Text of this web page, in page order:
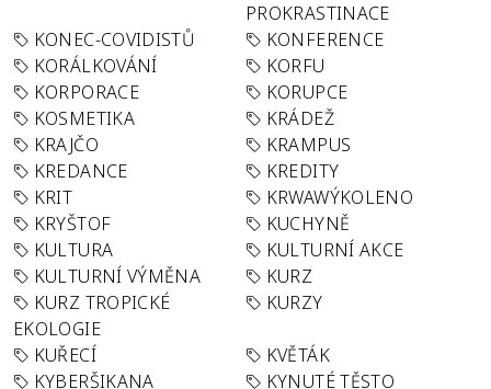
PROKRASTINACE
KONEC-COVIDISTŮ
KONFERENCE
KORÁLKOVÁNÍ
KORFU
KORPORACE
KORUPCE
KOSMETIKA
KRÁDEŽ
KRAJČO
KRAMPUS
KREDANCE
KREDITY
KRIT
KRWAWÝKOLENO
KRYŠTOF
KUCHYNĚ
KULTURA
KULTURNÍ AKCE
KULTURNÍ VÝMĚNA
KURZ
KURZ TROPICKÉ
EKOLOGIE
KURZY
KUŘECÍ
KVĚTÁK
KYBERŠIKANA
KYNUTÉ TĚSTO